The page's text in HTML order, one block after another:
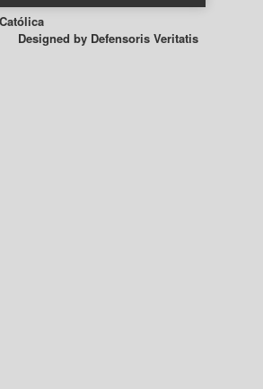
Designed by Defensoris Veritatis